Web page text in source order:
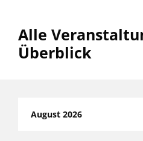
Alle
Überblick
August 2026